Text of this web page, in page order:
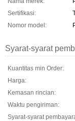
Sertifikasi:
Nomor model:
Syarat-syarat
Kuantitas min Order:
Harga:
Kemasan rincian:
Waktu pengiriman:
Syarat-syarat